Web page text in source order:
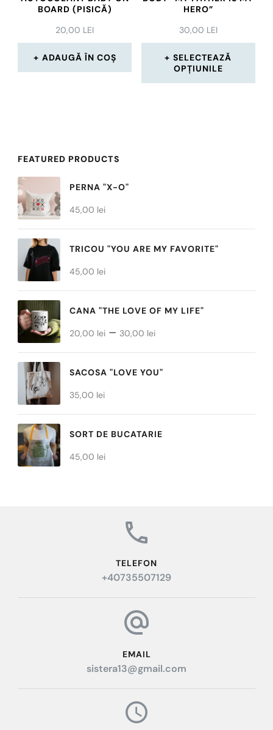
fi
alese
în
pagina
BOARD (PISICĂ)
20,00 LEI
ADAUGĂ ÎN COȘ
HERO”
30,00 LEI
SELECTEAZĂ
OPȚIUNILE
pot
fi
în
pagina
FEATURED PRODUCTS
PERNA "X-O"
45,00 lei
TRICOU "YOU ARE MY FAVORITE"
45,00 lei
CANA "THE LOVE OF MY LIFE"
20,00 lei – 30,00 leiInterval
de
prețuri:
30,00 lei
SACOSA "LOVE YOU"
35,00 lei
SORT DE BUCATARIE
45,00 lei
TELEFON
+40735507129
EMAIL
sistera13@gmail.com